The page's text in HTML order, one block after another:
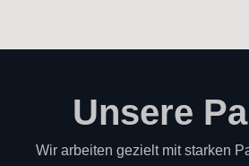
Unsere
Wir arbeiten gezielt mit starken